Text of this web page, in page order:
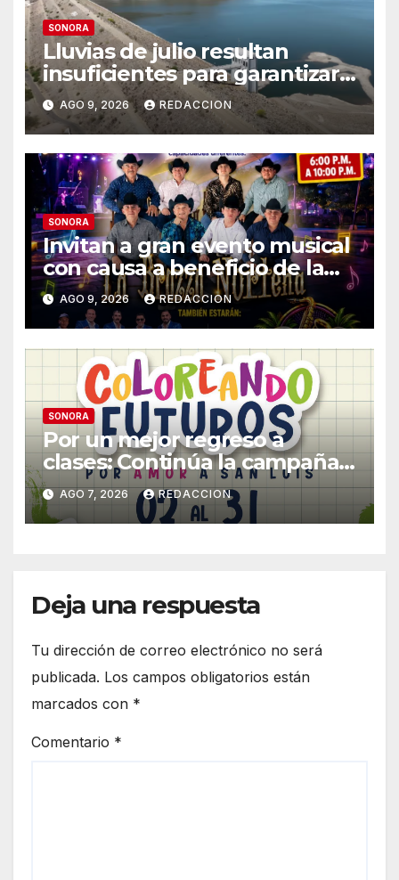
SONORA
Lluvias de julio resultan
insuficientes para garantizar
el ciclo agrícola en el Valle del
Yaqui
AGO 9, 2026 REDACCION
SONORA
Invitan a gran evento musical
con causa a beneficio de la
Fundación «Ayúdanos a
Ayudar HMO»
AGO 9, 2026 REDACCION
SONORA
Por un mejor regreso a
clases: Continúa la campaña
de recolección de útiles
«Coloreando Futuros»
AGO 7, 2026 REDACCION
Deja una respuesta
Tu dirección de correo electrónico no será
publicada. Los campos obligatorios están
marcados con *
Comentario *